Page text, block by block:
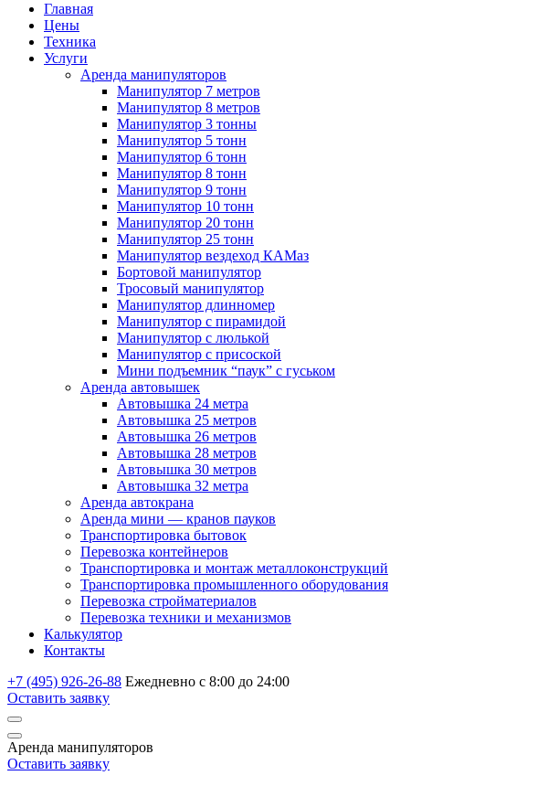
Главная
Цены
Техника
Услуги
Аренда манипуляторов
Манипулятор 7 метров
Манипулятор 8 метров
Манипулятор 3 тонны
Манипулятор 5 тонн
Манипулятор 6 тонн
Манипулятор 8 тонн
Манипулятор 9 тонн
Манипулятор 10 тонн
Манипулятор 20 тонн
Манипулятор 25 тонн
Манипулятор вездеход КАМаз
Бортовой манипулятор
Тросовый манипулятор
Манипулятор длинномер
Манипулятор с пирамидой
Манипулятор с люлькой
Манипулятор с присоской
Мини подъемник “паук” с гуськом
Аренда автовышек
Автовышка 24 метра
Автовышка 25 метров
Автовышка 26 метров
Автовышка 28 метров
Автовышка 30 метров
Автовышка 32 метра
Аренда автокрана
Аренда мини — кранов пауков
Транспортировка бытовок
Перевозка контейнеров
Транспортировка и монтаж металлоконструкций
Транспортировка промышленного оборудования
Перевозка стройматериалов
Перевозка техники и механизмов
Калькулятор
Контакты
+7 (495) 926-26-88 Eжедневно с 8:00 до 24:00
Оставить заявку
Аренда манипуляторов
Оставить заявку